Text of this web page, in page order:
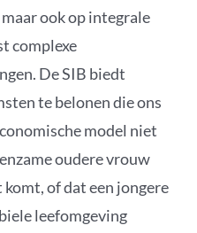
ook op integrale
complexe
De SIB biedt
te belonen die ons
model niet
oudere vrouw
of dat een jongere
leefomgeving